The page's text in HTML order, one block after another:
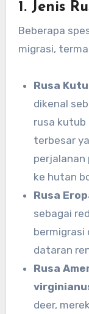
1. Jenis
Beberapa
migrasi,
Rusa
dikenal
rusa kutub
terbesar
perjalanan
ke hutan
Rusa
sebagai
bermigrasi
dataran
Rusa
deer,